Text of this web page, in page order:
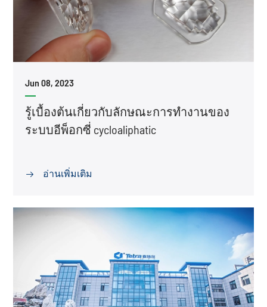
Jun 08, 2023
รู้เบื้องต้นเกี่ยวกับลักษณะการทำงานของ
ระบบอีพ็อกซี่ cycloaliphatic
 อ่านเพิ่มเติม